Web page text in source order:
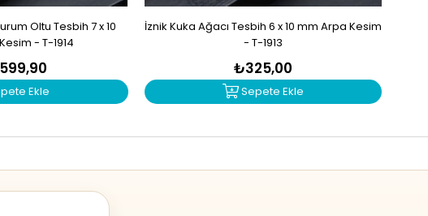
Oltu Tesbih 7 x 10
- T-1914
Ekle
İznik Kuka Ağacı Tesbih 6 x 10 mm Arpa Kesim
- T-1913
₺325,00
Sepete Ekle